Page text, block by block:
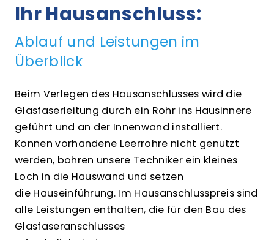
Ihr Hausanschluss:
Ablauf und Leistungen im
Überblick
Beim Verlegen des Hausanschlusses wird die
Glasfaserleitung durch ein Rohr ins Hausinnere
geführt und an der Innenwand installiert.
Können vorhandene Leerrohre nicht genutzt
werden, bohren unsere Techniker ein kleines
Loch in die Hauswand und setzen
die Hauseinführung. Im Hausanschlusspreis sind
alle Leistungen enthalten, die für den Bau des
Glasfaseranschlusses